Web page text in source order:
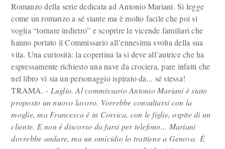
Romanzo della serie dedicata ad Antonio Mariani. Si legge
come un romanzo a sé stante ma è molto facile che poi si
voglia “tornare indietro” e scoprire le vicende familiari che
hanno portato il Commissario all’ennesima svolta della sua
vita. Una curiosità: la copertina la si deve all’autrice che ha
espressamente richiesto una nave da crociera, pare infatti che
nel libro vi sia un personaggio ispirato da... sé stessa!
TRAMA. - Luglio. Al commissario Antonio Mariani è stato
proposto un nuovo lavoro. Vorrebbe consultarsi con la
moglie, ma Francesca è in Corsica, con le figlie, ospite di un
cliente. E non è discorso da farsi per telefono... Mariani
dovrebbe andare, ma un omicidio lo trattiene a Genova. È